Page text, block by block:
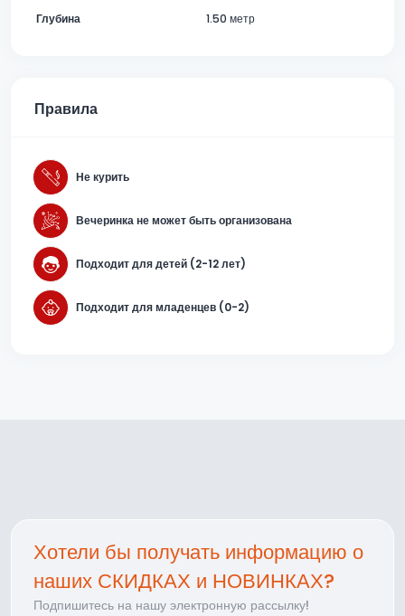
Глубина 1.50 метр
Правила
Не курить
Вечеринка не может быть организована
Подходит для детей (2-12 лет)
Подходит для младенцев (0-2)
Хотели бы получать информацию о
наших СКИДКАХ и НОВИНКАХ?
Подпишитесь на нашу электронную рассылку!